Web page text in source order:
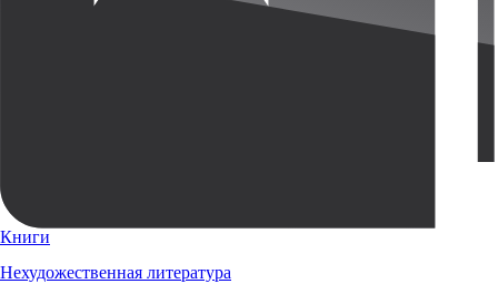
Книги
Нехудожественная литература